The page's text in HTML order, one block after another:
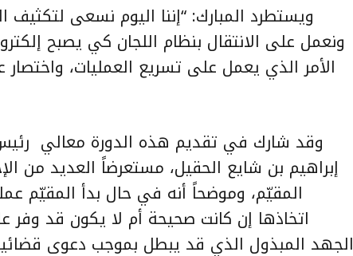
ويستطرد المبارك: “إننا اليوم نسعى لتكثيف
ونعمل على الانتقال بنظام اللجان كي يصبح
الأمر الذي يعمل على تسريع العمليات،
وقد شارك في تقديم هذه الدورة معالي
إبراهيم بن شايع الحقيل، مستعرضاً العديد من
المقيّم، وموضحاً أنه في حال بدأ المقيّم
اتخاذها إن كانت صحيحة أم لا يكون قد
الجهد المبذول الذي قد يبطل بموجب دعوى